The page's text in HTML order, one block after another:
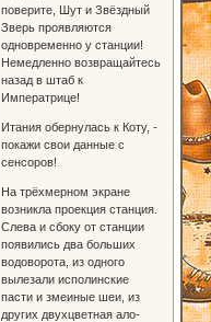
поверите, Шут и Звёздный
Зверь проявляются
одновременно у станции!
Немедленно возвращайтесь
назад в штаб к
Императрице!
Итания обернулась к Коту, -
покажи свои данные с
сенсоров!
На трёхмерном экране
возникла проекция станция.
Слева и сбоку от станции
появились два больших
водоворота, из одного
вылезали исполинские
пасти и змеиные шеи, из
других двухцветная ало-